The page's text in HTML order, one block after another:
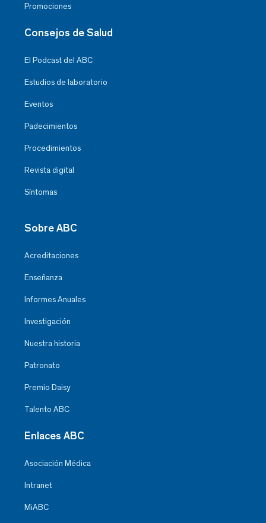
Promociones
Consejos de Salud
El Podcast del ABC
Estudios de laboratorio
Eventos
Padecimientos
Procedimientos
Revista digital
Síntomas
Sobre ABC
Acreditaciones
Enseñanza
Informes Anuales
Investigación
Nuestra historia
Patronato
Premio Daisy
Talento ABC
Enlaces ABC
Asociación Médica
Intranet
MiABC